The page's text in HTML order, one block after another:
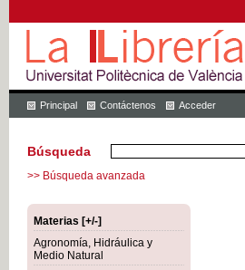
Principal Contáctenos Acceder
Búsqueda
>> Búsqueda avanzada
Materias [+/-]
Agronomía, Hidráulica y
Medio Natural